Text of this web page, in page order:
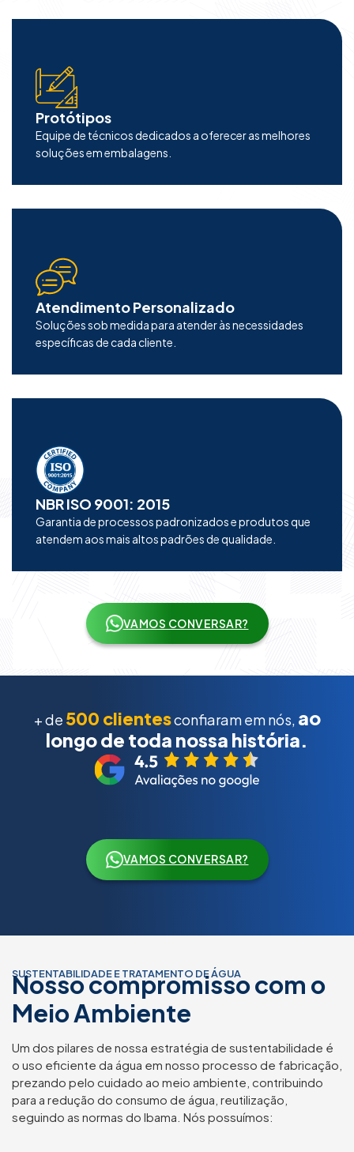
Protótipos
Equipe de técnicos dedicados a oferecer as melhores
soluções em embalagens.
Atendimento Personalizado
Soluções sob medida para atender às necessidades
específicas de cada cliente.
NBR ISO 9001: 2015
Garantia de processos padronizados e produtos que
atendem aos mais altos padrões de qualidade.
VAMOS CONVERSAR?
+ de 500 clientesconfiaram em nós, ao
longo de toda nossa história.
VAMOS CONVERSAR?
SUSTENTABILIDADE E TRATAMENTO DE ÁGUA
Nosso compromisso com o
Meio Ambiente
Um dos pilares de nossa estratégia de sustentabilidade é
o uso eficiente da água em nosso processo de fabricação,
prezando pelo cuidado ao meio ambiente, contribuindo
para a redução do consumo de água, reutilização,
seguindo as normas do Ibama. Nós possuímos: